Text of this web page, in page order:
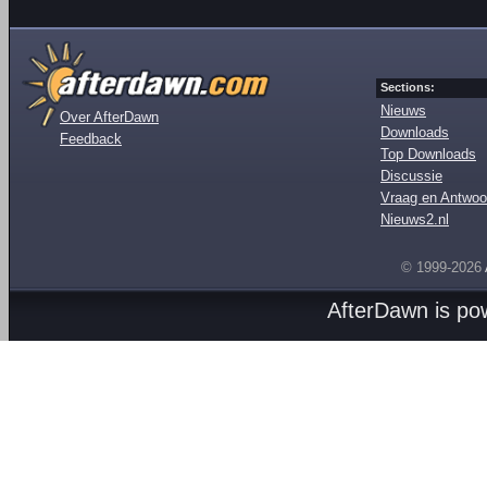
Over AfterDawn
Feedback
Sections:
Nieuws
Downloads
Top Downloads
Discussie
Vraag en
Nieuws2.nl
© 1999-2026
AfterDawn is